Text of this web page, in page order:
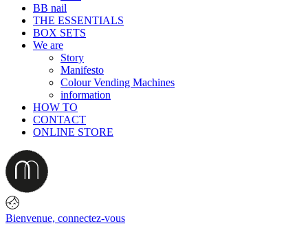
BB nail
THE ESSENTIALS
BOX SETS
We are
Story
Manifesto
Colour Vending Machines
information
HOW TO
CONTACT
ONLINE STORE
Bienvenue, connectez-vous